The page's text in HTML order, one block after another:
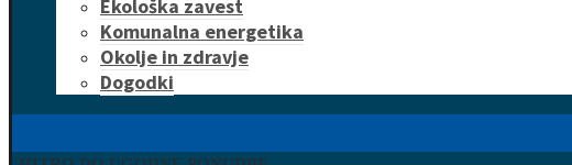
Ekološka zavest
Komunalna energetika
Okolje in zdravje
Dogodki